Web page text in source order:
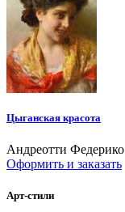
Цыганская красота
Андреотти Федерико
Оформить и заказать
Арт-стили